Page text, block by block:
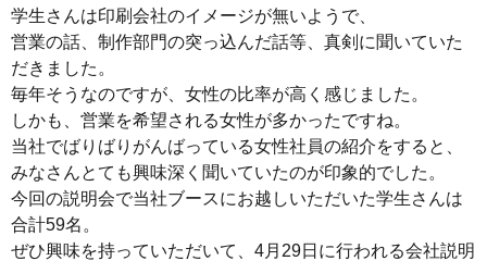
学生さんは印刷会社のイメージが無いようで、
営業の話、制作部門の突っ込んだ話等、真剣に聞いていた
だきました。
毎年そうなのですが、女性の比率が高く感じました。
しかも、営業を希望される女性が多かったですね。
当社でばりばりがんばっている女性社員の紹介をすると、
みなさんとても興味深く聞いていたのが印象的でした。
今回の説明会で当社ブースにお越しいただいた学生さんは
合計59名。
ぜひ興味を持っていただいて、4月29日に行われる会社説明